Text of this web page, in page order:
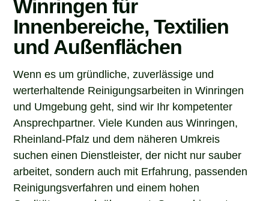
Innenbereiche, Textilien
und Außenflächen
Wenn es um gründliche, zuverlässige und
werterhaltende Reinigungsarbeiten in Winringen
und Umgebung geht, sind wir Ihr kompetenter
Ansprechpartner. Viele Kunden aus Winringen,
Rheinland-Pfalz und dem näheren Umkreis
suchen einen Dienstleister, der nicht nur sauber
arbeitet, sondern auch mit Erfahrung, passenden
Reinigungsverfahren und einem hohen